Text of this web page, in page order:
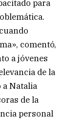
para
comentó,
a jóvenes
de la
a Natalia
de la
personal